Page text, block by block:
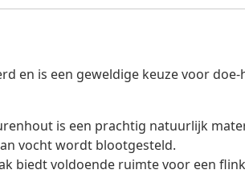
en is een geweldige keuze voor
is een prachtig natuurlijk
vocht wordt blootgesteld.
biedt voldoende ruimte voor een